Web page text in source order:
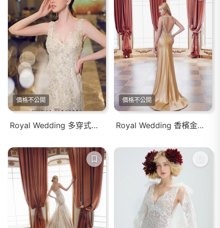
價格不公開
Royal Wedding 多穿式法式白紗
價格不公開
Royal Wedding 香檳金珠袖禮服